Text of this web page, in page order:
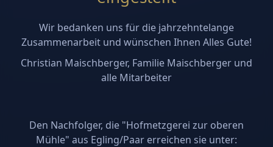
Wir bedanken uns für die jahrzehntelange
Zusammenarbeit und wünschen Ihnen Alles Gute!
Christian Maischberger, Familie Maischberger und
alle Mitarbeiter
Den Nachfolger, die "Hofmetzgerei zur oberen
Mühle" aus Egling/Paar erreichen sie unter: